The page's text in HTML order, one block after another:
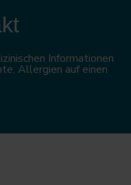
Informationen
Allergien auf einen